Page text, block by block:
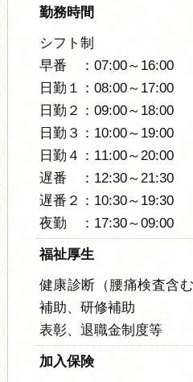
勤務時間
シフト制
早番 ：07:00～16:00
日勤１：08:00～17:00
日勤２：09:00～18:00
日勤３：10:00～19:00
日勤４：11:00～20:00
遅番 ：12:30～21:30
遅番２：10:30～19:30
夜勤 ：17:30～09:00
福祉厚生
健康診断（腰痛検査含
補助、研修補助
表彰、退職金制度等
加入保険